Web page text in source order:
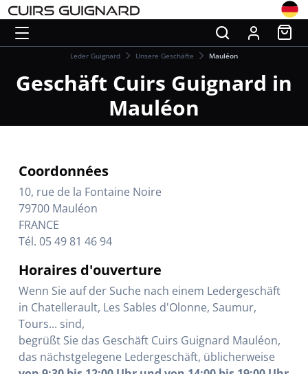
Leder Guignard Unsere Geschäfte Mauléon
Geschäft Cuirs Guignard in
Mauléon
Coordonnées
10, rue de la Fontaine Noire
79700 Mauléon
FRANCE
Tél. 05 49 81 46 94
Horaires d'ouverture
Wenn Sie auf der Suche nach einem Ledergeschäft
in Chatellerault, Les Sables d'Olonne, Saumur,
Tours... sind,
begrüßt Sie das Geschäft Cuirs Guignard Mauléon,
das nächstgelegene Ledergeschäft, üblicherweise